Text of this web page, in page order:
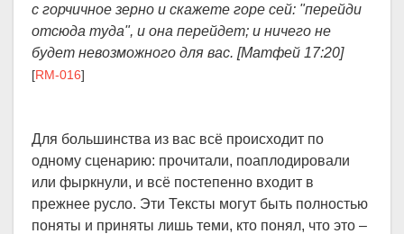
с горчичное зерно и скажете горе сей: "перейди
отсюда туда", и она перейдет; и ничего не
будет невозможного для вас. [Матфей 17:20]
[RM-016]
Для большинства из вас всё происходит по
одному сценарию: прочитали, поаплодировали
или фыркнули, и всё постепенно входит в
прежнее русло. Эти Тексты могут быть полностью
поняты и приняты лишь теми, кто понял, что это –